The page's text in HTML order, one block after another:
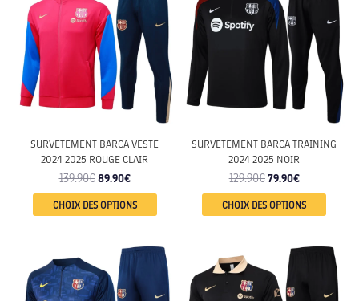
SURVETEMENT BARCA VESTE
2024 2025 ROUGE CLAIR
139.90€89.90€
CHOIX DES OPTIONS
SURVETEMENT BARCA TRAINING
2024 2025 NOIR
129.90€79.90€
CHOIX DES OPTIONS